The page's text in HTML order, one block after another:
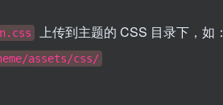
上传到主题的 CSS 目录下，如：
assets/css/